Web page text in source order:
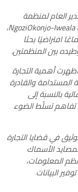
العام لمنظمة
NgoziOkonjo-Iweala
،
افتراضيًا بحثا
بين المنظمتين.
أهمية التجارة
المستدامة والقادرة
بالنسبة إلى
تفاهم تسلّط الضوء
في قضايا التجارة
لمصايد الأسماك
المعلومات،
البيانات